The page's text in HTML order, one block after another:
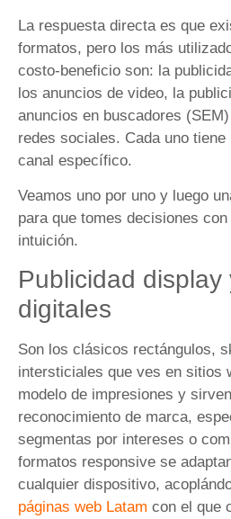
La respuesta directa es que
formatos, pero los más
costo-beneficio son: la
los anuncios de video, la
anuncios en buscadores
redes sociales. Cada uno
canal específico.
Veamos uno por uno y luego
para que tomes decisiones
intuición.
Publicidad display
digitales
Son los clásicos rectángulos,
intersticiales que ves en sitios
modelo de impresiones y
reconocimiento de marca,
segmentas por intereses o
formatos responsive se
cualquier dispositivo,
páginas web Latam con el que